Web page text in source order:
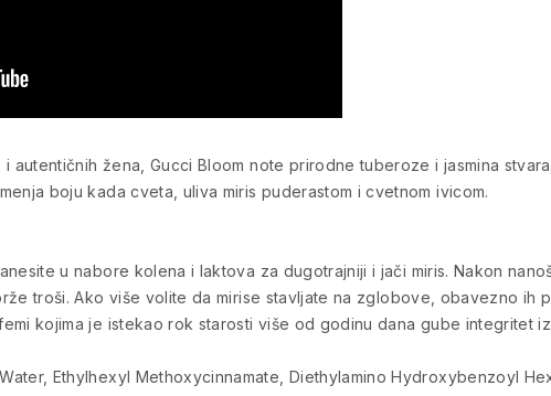
autentičnih žena, Gucci Bloom note prirodne tuberoze i jasmina
boju kada cveta, uliva miris puderastom i cvetnom ivicom.
u nabore kolena i laktova za dugotrajniji i jači miris. Nakon
troši. Ako više volite da mirise stavljate na zglobove, obavezno ih
kojima je istekao rok starosti više od godinu dana gube integritet
Ethylhexyl Methoxycinnamate, Diethylamino Hydroxybenzoyl